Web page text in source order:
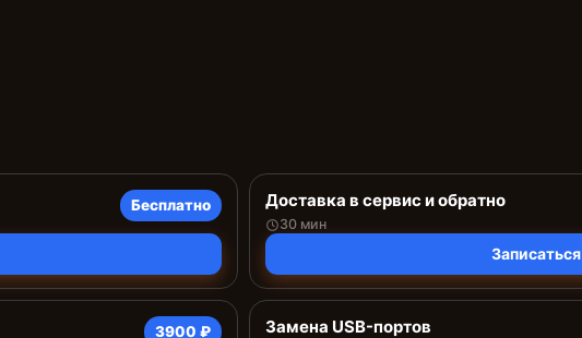
Бесплатно Доставка в сервис и обратно
30 мин
Записаться
3900 ₽ Замена USB-портов